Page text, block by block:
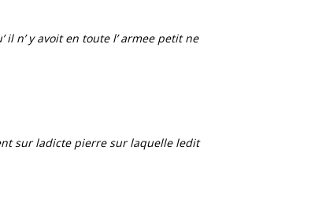
n’ y avoit en toute l’ armee petit ne
sur ladicte pierre sur laquelle ledit